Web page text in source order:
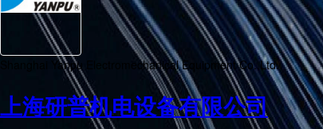
Shanghai Yanpu Electromechanical Equipment Co.,Ltd.
上海研普机电设备有限公司